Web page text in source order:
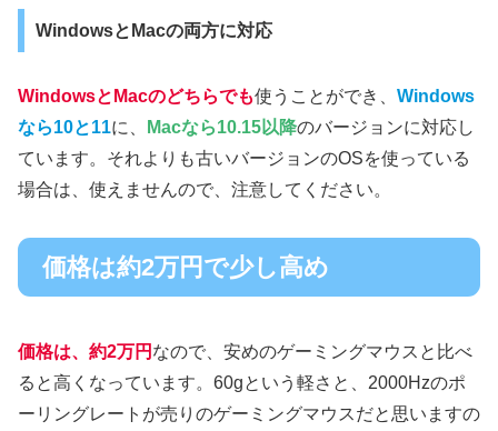
WindowsとMacの両方に対応
WindowsとMacのどちらでも使うことができ、 Windows
なら10と11に、 Macなら10.15以降のバージョンに対応し
ています。それよりも古いバージョンのOSを使っている
場合は、使えませんので、注意してください。
価格は約2万円で少し高め
価格は、約2万円 なので、安めのゲーミングマウスと比べ
ると高くなっています。60gという軽さと、2000Hzのポ
ーリングレートが売りのゲーミングマウスだと思いますの